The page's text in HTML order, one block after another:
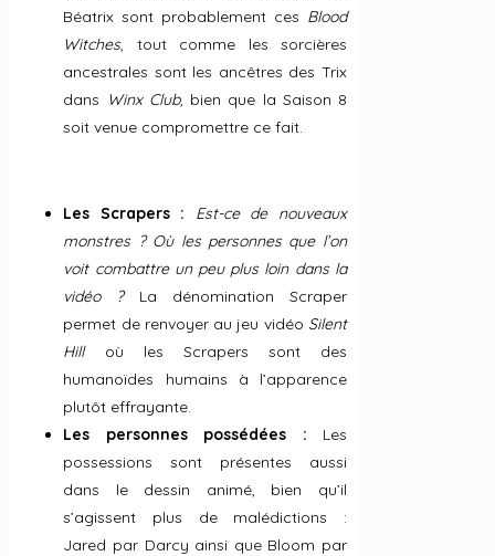
Béatrix sont probablement ces Blood
Witches, tout comme les sorcières
ancestrales sont les ancêtres des Trix
dans Winx Club, bien que la Saison 8
soit venue compromettre ce fait.
Les Scrapers :
Est-ce de nouveaux
monstres ? Où les personnes que l’on
voit combattre un peu plus loin dans la
vidéo ?La dénomination Scraper
permet de renvoyer au jeu vidéo Silent
Hilloù les Scrapers sont des
humanoïdes humains à l’apparence
plutôt effrayante.
Les personnes possédées : Les
possessions sont présentes aussi
dans le dessin animé, bien qu’il
s’agissent plus de malédictions :
Jared par Darcy ainsi que Bloom par